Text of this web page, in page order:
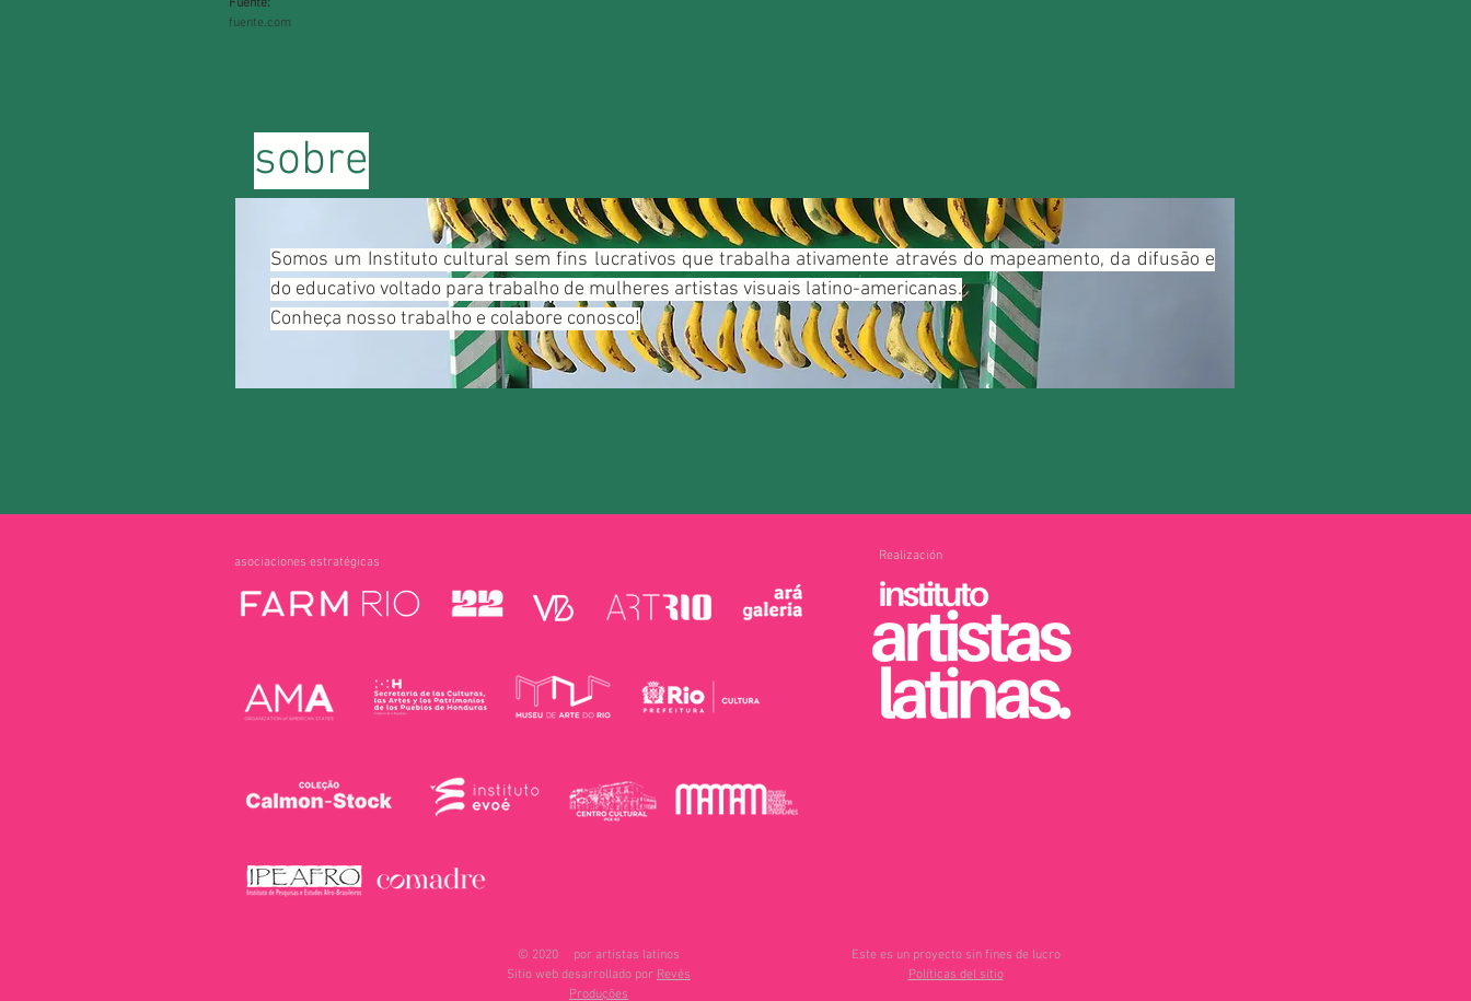
Fuente:
fuente.com
sobre
Somos um Instituto cultural sem fins lucrativos que trabalha ativamente através do mapeamento, da difusão e
do educativo voltado para trabalho de mulheres artistas visuais latino-americanas.
Conheça nosso trabalho e colabore conosco!
asociaciones estratégicas Realización
© 2020
por artistas latinos
Sitio web desarrollado por Revés
Produções
Este es un proyecto sin fines de lucro
Políticas del sitio